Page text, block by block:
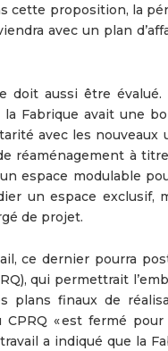
cette proposition, la
avec un plan
aussi être
Fabrique avait une
avec les nouveaux
réaménagement à
espace modulable
un espace exclusif,
de projet.
ce dernier pourra
qui permettrait
plans finaux de
« est fermé
a indiqué que la